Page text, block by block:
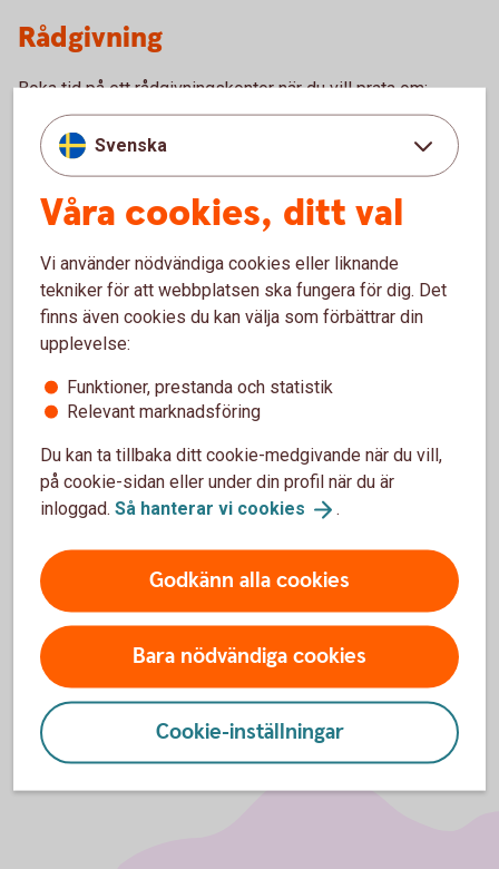
Rådgivning
Boka tid på ett rådgivningskontor när du vill prata om:
Bolån och allt som hör till din boendeekonomi
Ditt och din familjs sparande och placeringar
Pension och personförsäkringar
Betalnings-, finansierings- och tjänstepensionslösningar
för ditt företag
Ring 0771-22 11 22 och boka rådgivning på kontor
Gör en enklare rådgivning själv.
Besök en bankomat för att sätta in och ta ut kontanter.
Svenska
Våra cookies, ditt val
Vi använder nödvändiga cookies eller liknande
tekniker för att webbplatsen ska fungera för dig. Det
finns även cookies du kan välja som förbättrar din
upplevelse:
Funktioner, prestanda och statistik
Relevant marknadsföring
Du kan ta tillbaka ditt cookie-medgivande när du vill,
på cookie-sidan eller under din profil när du är
inloggad. Så hanterar vi cookies .
Godkänn alla cookies
Bara nödvändiga cookies
Cookie-inställningar